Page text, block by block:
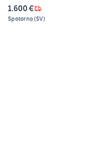
1.600 €
Spotorno(SV)